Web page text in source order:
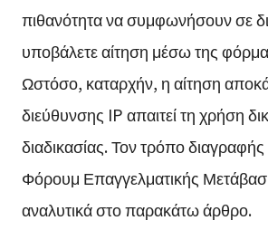
πιθανότητα να συμφωνήσουν σε
υποβάλετε αίτηση μέσω της
Ωστόσο, καταρχήν, η αίτηση
διεύθυνσης IP απαιτεί τη χρήση
διαδικασίας. Τον τρόπο
Φόρουμ Επαγγελματικής
αναλυτικά στο παρακάτω άρθρο.